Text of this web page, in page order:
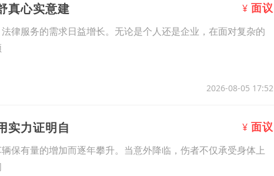
真心实意建 ¥ 面议
律服务的需求日益增长。无论是个人还是企业，在面对复杂的
2026-08-05 17:52
实力证明自 ¥ 面议
保有量的增加而逐年攀升。当意外降临，伤者不仅承受身体上